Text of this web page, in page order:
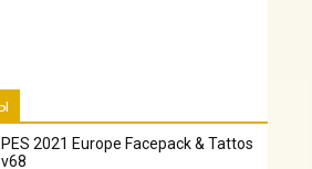
PES 2021 Europe Facepack & Tattos
v68